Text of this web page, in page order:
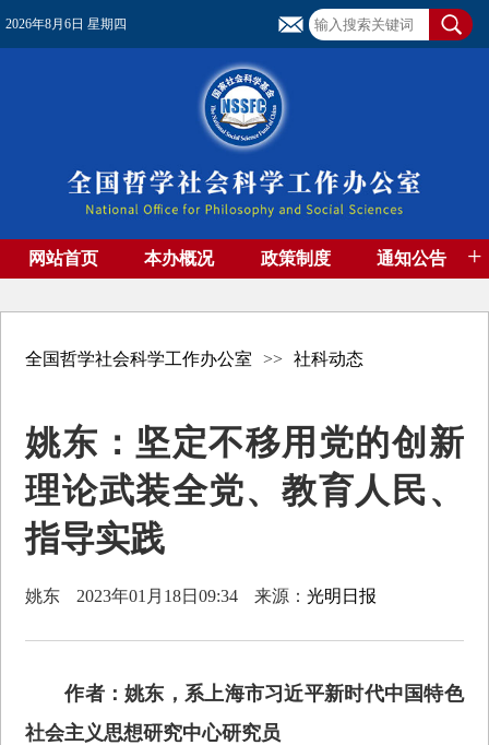
2026年8月6日 星期四
网站首页 本办概况 政策制度 通知公告 +
全国哲学社会科学工作办公室 >> 社科动态
姚东：坚定不移用党的创新
理论武装全党、教育人民、
指导实践
姚东 2023年01月18日09:34 来源：光明日报
作者：姚东，系上海市习近平新时代中国特色
社会主义思想研究中心研究员